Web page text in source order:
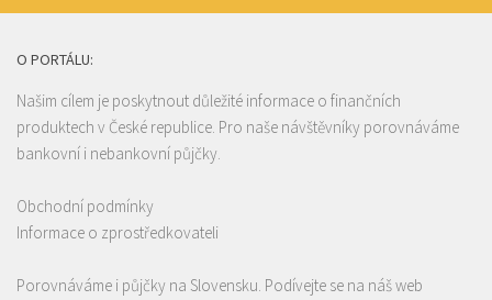
O PORTÁLU:
Našim cílem je poskytnout důležité informace o finančních
produktech v České republice. Pro naše návštěvníky porovnáváme
bankovní i nebankovní půjčky.
Obchodní podmínky
Informace o zprostředkovateli
Porovnáváme i půjčky na Slovensku. Podívejte se na náš web